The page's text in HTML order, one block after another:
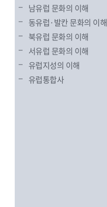
남유럽 문화의 이해
동유럽·발칸 문화의 이해
북유럽 문화의 이해
서유럽 문화의 이해
유럽지성의 이해
유럽통합사